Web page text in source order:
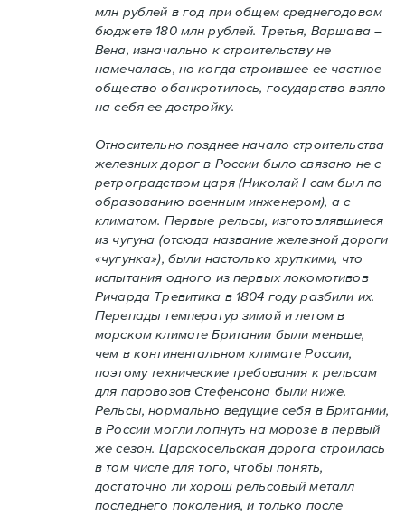
млн рублей в год при общем среднегодовом
бюджете 180 млн рублей. Третья, Варшава –
Вена, изначально к строительству не
намечалась, но когда строившее ее частное
общество обанкротилось, государство взяло
на себя ее достройку.
Относительно позднее начало строительства
железных дорог в России было связано не с
ретроградством царя (Николай I сам был по
образованию военным инженером), а с
климатом. Первые рельсы, изготовлявшиеся
из чугуна (отсюда название железной дороги
«чугунка»), были настолько хрупкими, что
испытания одного из первых локомотивов
Ричарда Тревитика в 1804 году разбили их.
Перепады температур зимой и летом в
морском климате Британии были меньше,
чем в континентальном климате России,
поэтому технические требования к рельсам
для паровозов Стефенсона были ниже.
Рельсы, нормально ведущие себя в Британии,
в России могли лопнуть на морозе в первый
же сезон. Царскосельская дорога строилась
в том числе для того, чтобы понять,
достаточно ли хорош рельсовый металл
последнего поколения, и только после